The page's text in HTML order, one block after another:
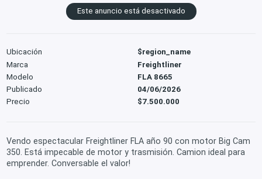
Este anuncio está desactivado
Ubicación
$region_name
Marca
Freightliner
Modelo
FLA 8665
Publicado
04/06/2026
Precio
$7.500.000
Vendo espectacular Freightliner FLA año 90 con motor Big Cam
350. Está impecable de motor y trasmisión. Camion ideal para
emprender. Conversable el valor!